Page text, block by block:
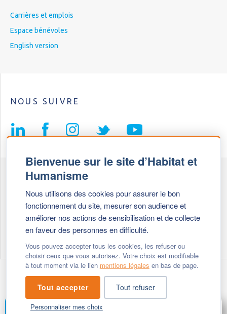
Bienvenue sur le site d’Habitat et
Humanisme
Nous utilisons des cookies pour assurer le bon
fonctionnement du site, mesurer son audience et
améliorer nos actions de sensibilisation et de collecte
en faveur des personnes en difficulté.
Vous pouvez accepter tous les cookies, les refuser ou
choisir ceux que vous autorisez. Votre choix est modifiable
à tout moment via le lien mentions légales en bas de page.
Tout accepter Tout refuser
Personnaliser mes choix
Carrières et emplois
Espace bénévoles
English version
NOUS SUIVRE
69647 Caluire et Cuire cedex
+ 33 (0)4 72 27 42 58
- © 2026 Habitat & Humanisme